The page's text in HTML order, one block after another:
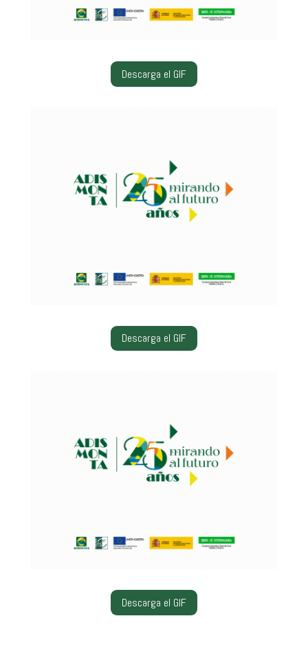
Descarga el GIF
Descarga el GIF
Descarga el GIF